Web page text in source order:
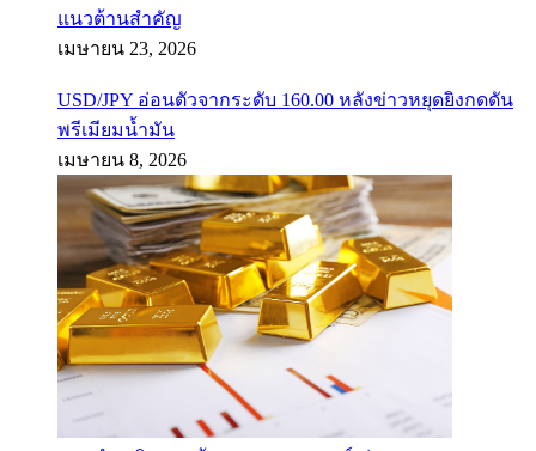
แนวต้านสำคัญ
เมษายน 23, 2026
USD/JPY อ่อนตัวจากระดับ 160.00 หลังข่าวหยุดยิงกดดัน
พรีเมียมน้ำมัน
เมษายน 8, 2026